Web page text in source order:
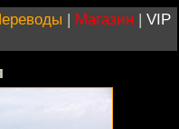
| Магазин | VIP